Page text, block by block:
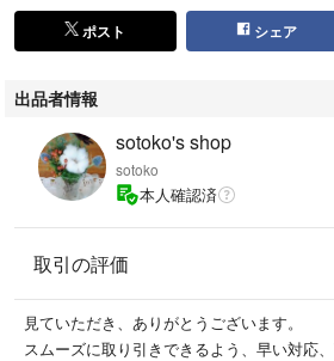
ポスト シェア
出品者情報
sotoko's shop
sotoko
本人確認済
取引の評価
見ていただき、ありがとうございます。
スムーズに取り引きできるよう、早い対応